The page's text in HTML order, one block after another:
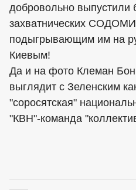
добровольно выпустили
захватнических
подыгрывающим им на
Киевым!
Да и на фото Клеман Бон
выглядит с Зеленским
"соросятская"
"КВН"-команда